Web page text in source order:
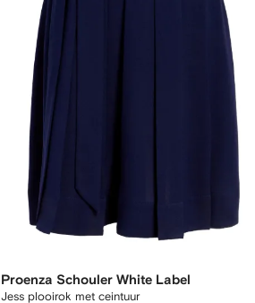
Proenza Schouler White Label
Jess plooirok met ceintuur